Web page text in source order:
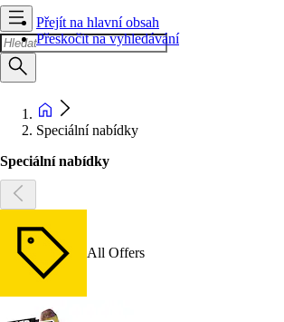
Přejít na hlavní obsah
Přeskočit na vyhledávání
Speciální nabídky
Speciální nabídky
All Offers